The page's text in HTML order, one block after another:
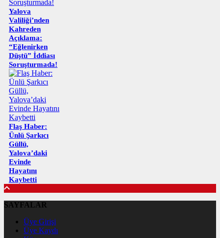
Yalova
Valiliği’nden
Kahreden
Açıklama:
“Eğlenirken
Düştü” İddiası
Soruşturmada!
Flaş Haber:
Ünlü Şarkıcı
Güllü,
Yalova’daki
Evinde
Hayatını
Kaybetti
SAYFALAR
Üye Girişi
Üye Kaydı